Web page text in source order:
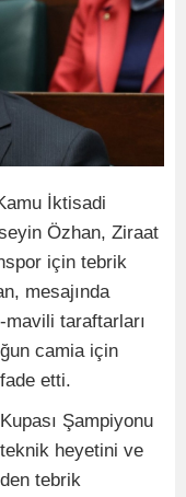
İktisadi
Özhan, Ziraat
için tebrik
mesajında
taraftarları
camia için
etti.
Şampiyonu
heyetini ve
tebrik